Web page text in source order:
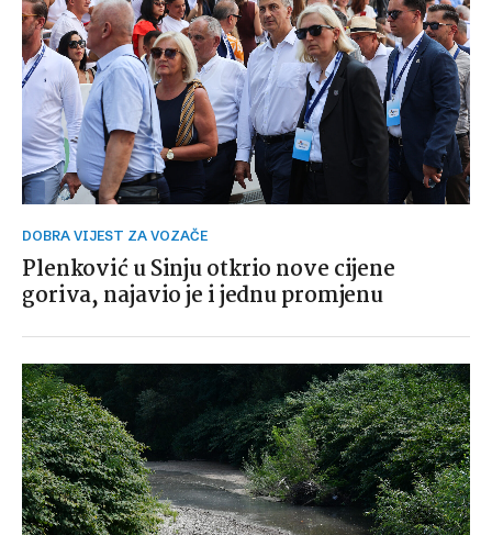
DOBRA VIJEST ZA VOZAČE
Plenković u Sinju otkrio nove cijene
goriva, najavio je i jednu promjenu